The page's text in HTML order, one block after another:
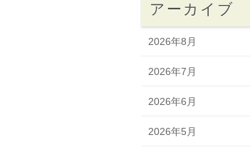
アーカイブ
2026年8月
2026年7月
2026年6月
2026年5月